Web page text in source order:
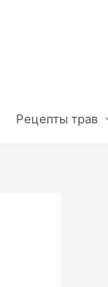
Рецепты трав